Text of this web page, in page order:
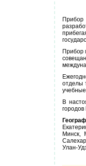
Прибор
отделы
В
городов
Минск,
Улан-